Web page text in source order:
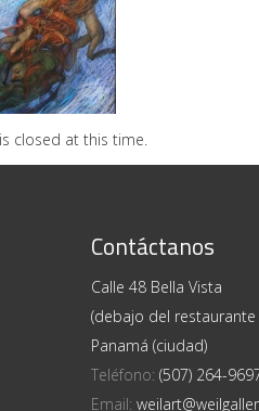
closed at this time.
Contáctanos
Calle 48 Bella Vista
(debajo del restaurante
Panamá (ciudad)
Teléfono: (507) 264-
Email: